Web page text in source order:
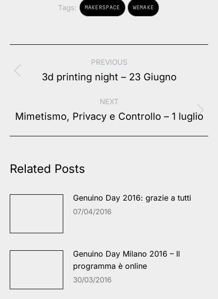
Tags: MAKERSPACE WEMAKE
navigation
PREVIOUS
Previous
3d printing night – 23 Giugno
NEXT
Next
Mimetismo, Privacy e Controllo – 1 luglio
Related Posts
Genuino Day 2016: grazie a tutti
07/04/2016
Genuino Day Milano 2016 – Il
programma è online
30/03/2016